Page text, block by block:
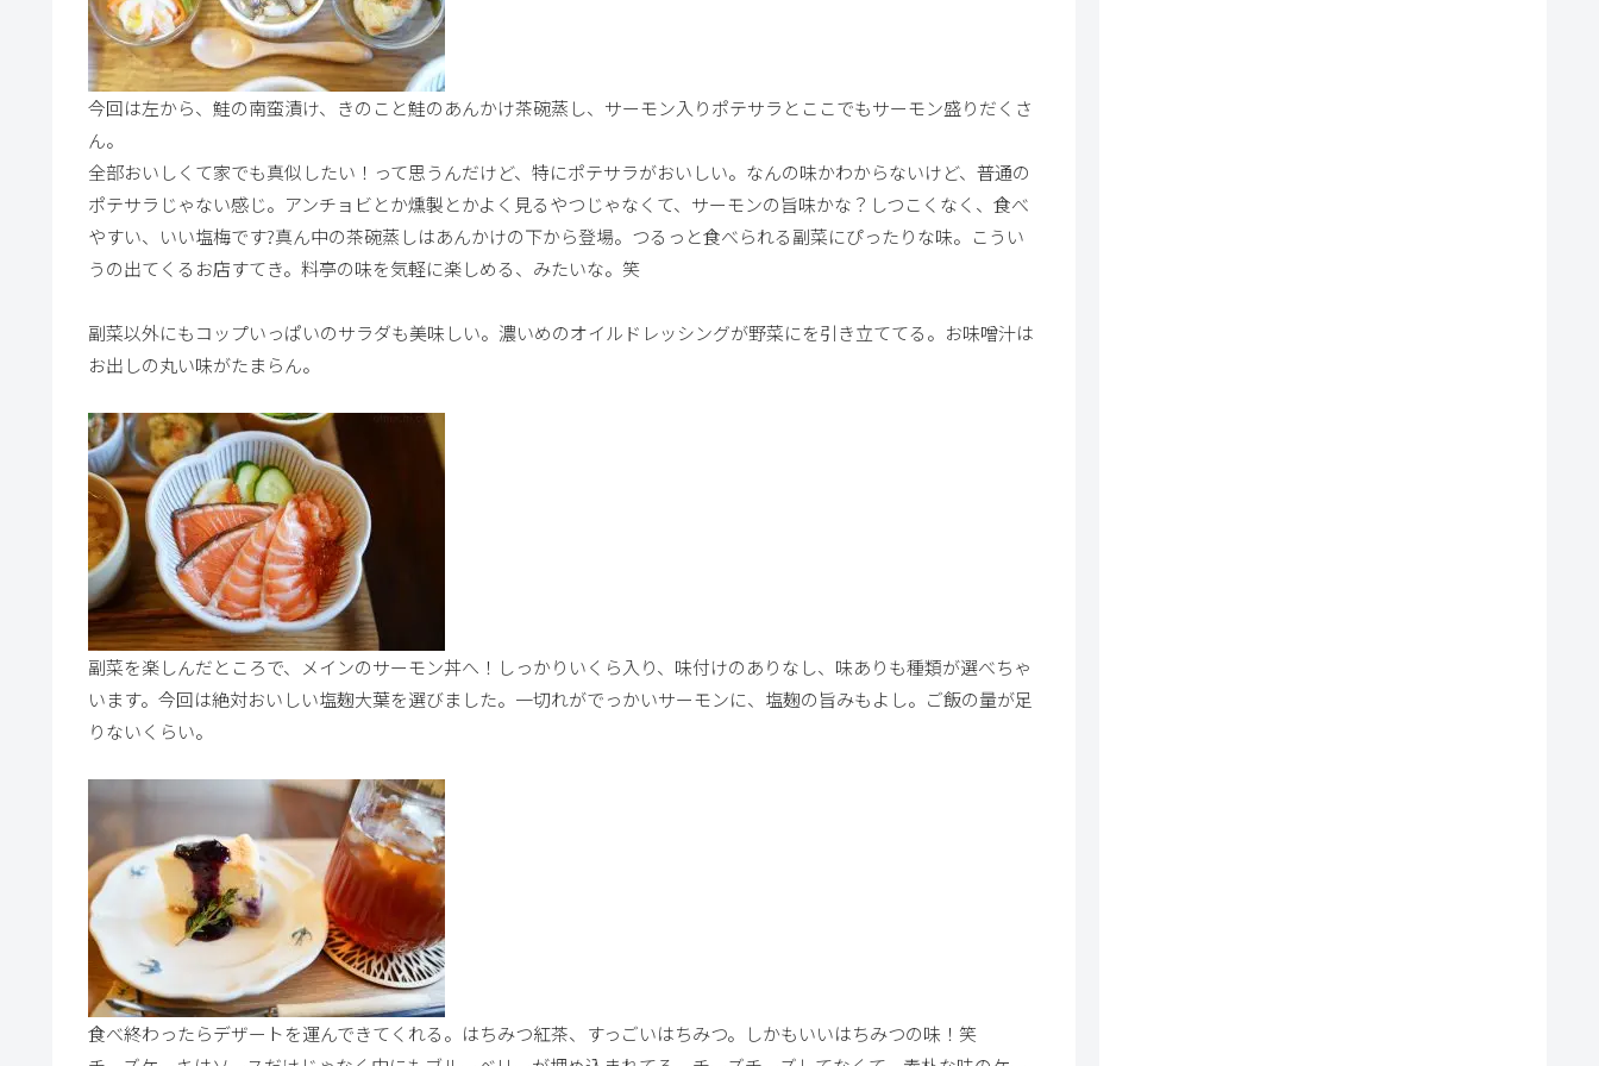
今回は左から、鮭の南蛮漬け、きのこと鮭のあんかけ茶碗蒸し、サーモン入りポテサラとここでもサーモン盛りだくさ
ん。
全部おいしくて家でも真似したい！って思うんだけど、特にポテサラがおいしい。なんの味かわからないけど、普通の
ポテサラじゃない感じ。アンチョビとか燻製とかよく見るやつじゃなくて、サーモンの旨味かな？しつこくなく、食べ
やすい、いい塩梅です?真ん中の茶碗蒸しはあんかけの下から登場。つるっと食べられる副菜にぴったりな味。こうい
うの出てくるお店すてき。料亭の味を気軽に楽しめる、みたいな。笑
副菜以外にもコップいっぱいのサラダも美味しい。濃いめのオイルドレッシングが野菜にを引き立ててる。お味噌汁は
お出しの丸い味がたまらん。
副菜を楽しんだところで、メインのサーモン丼へ！しっかりいくら入り、味付けのありなし、味ありも種類が選べちゃ
います。今回は絶対おいしい塩麹大葉を選びました。一切れがでっかいサーモンに、塩麹の旨みもよし。ご飯の量が足
りないくらい。
食べ終わったらデザートを運んできてくれる。はちみつ紅茶、すっごいはちみつ。しかもいいはちみつの味！笑